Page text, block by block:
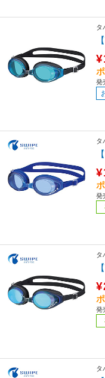
タ
発
タ
発
タ
発
タ